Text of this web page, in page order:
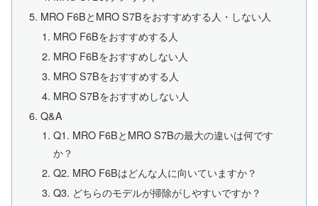
MRO F6BとMRO S7Bをおすすめする人・しない人
MRO F6Bをおすすめする人
MRO F6Bをおすすめしない人
MRO S7Bをおすすめする人
MRO S7Bをおすすめしない人
Q&A
Q1. MRO F6BとMRO S7Bの最大の違いは何です
か？
Q2. MRO F6Bはどんな人に向いていますか？
Q3. どちらのモデルが掃除がしやすいですか？